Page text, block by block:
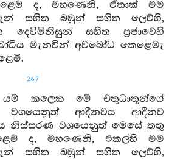
ද, මහණෙනි, ඒතාක් මම
සහිත බඹුන් සහිත ලෙව්හි,
සහිත ප්‍රජාවෙහි
මැනවින් අවබෝධ කෙළෙමැ
267
කලෙක මේ චතුධාතූන්ගේ
වශයෙනුත් ආදීනවය ආදීනව
නිස්සරණ වශයෙනුත් මෙසේ තතු
ද, මහණෙනි, එකල්හි මම
සහිත බඹුන් සහිත ලෙව්හි,